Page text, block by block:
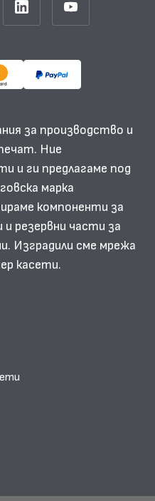
за производство и
Ние
и ги предлагаме под
марка
компоненти за
резервни части за
Изградили сме мрежа
касети.